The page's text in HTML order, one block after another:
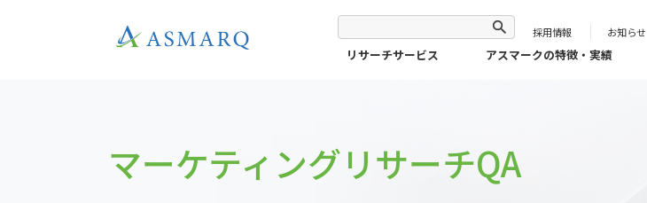
採用情報 お知らせ
リサーチサービス アスマークの特徴・実績
マーケティングリサーチQA